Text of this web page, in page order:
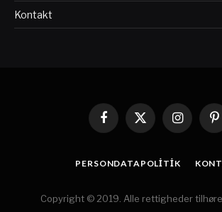
Kontakt
Facebook
X
(Twitter)
Instagram
PERSONDATAPOLITIK
Copyright © 2019. Alle rettigheder